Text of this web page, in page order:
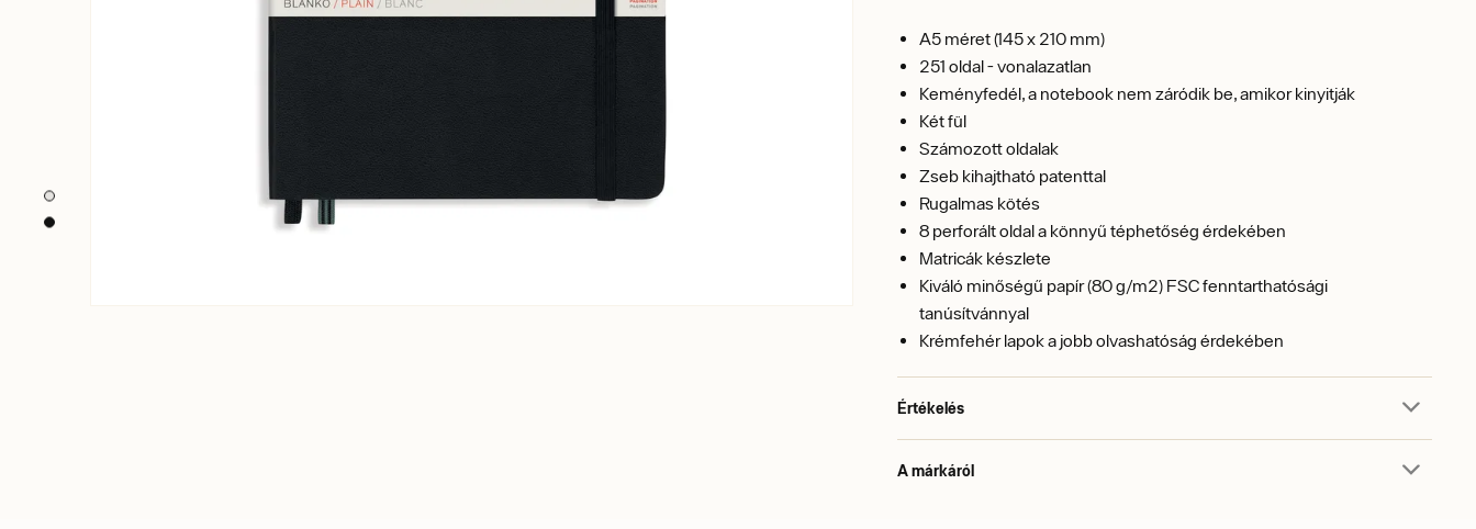
A5 méret (145 x 210 mm)
251 oldal - vonalazatlan
Keményfedél, a notebook nem záródik be, amikor kinyitják
Két fül
Számozott oldalak
Zseb kihajtható patenttal
Rugalmas kötés
8 perforált oldal a könnyű téphetőség érdekében
Matricák készlete
Kiváló minőségű papír (80 g/m2) FSC fenntarthatósági
tanúsítvánnyal
Krémfehér lapok a jobb olvashatóság érdekében
Értékelés
A márkáról